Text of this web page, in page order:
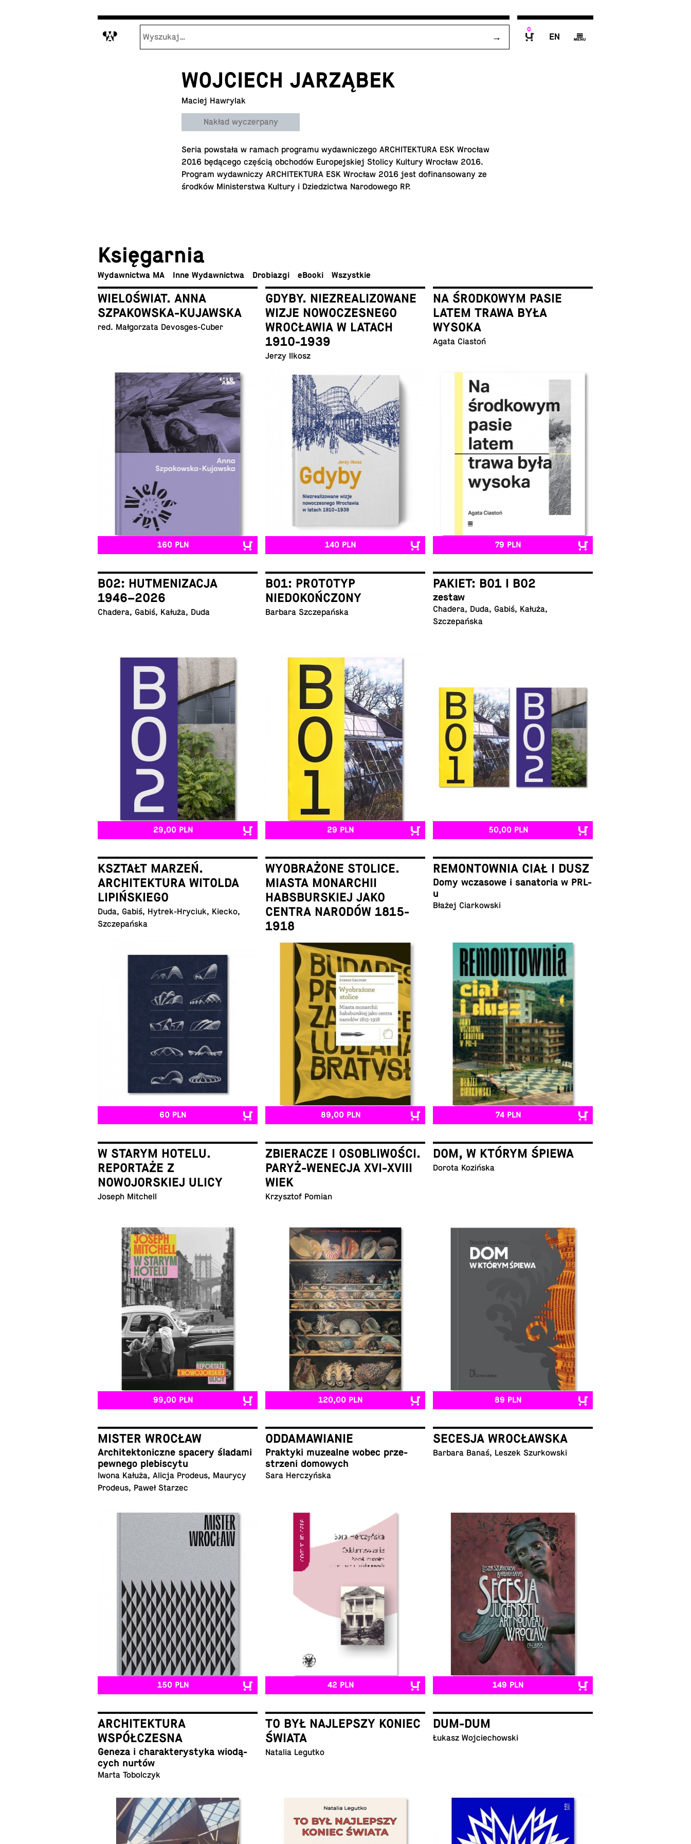
M
0
E g
WOJCIECH JARZĄBEK
Maciej Hawrylak
Nakład wyczerpany
Seria po­wsta­ła w ramach pro­gra­mu wy­daw­ni­cze­go AR­CHI­TEK­TU­RA ESK Wrocław
2016 bę­dą­ce­go częścią ob­cho­dów Eu­ro­pej­skiej Stolicy Kultury Wrocław 2016.
Program wy­daw­ni­czy AR­CHI­TEK­TU­RA ESK Wrocław 2016 jest do­fi­nan­so­wa­ny ze
środków Mi­ni­ster­stwa Kultury i Dzie­dzic­twa Na­ro­do­we­go RP.
Księ­gar­nia
Wy­daw­nic­twa MA Inne Wydawnictwa Dro­bia­zgi eBooki Wszyst­kie
WIELOŚWIAT. ANNA
SZPAKOWSKA-KUJAWSKA
red. Mał­go­rza­ta Devosges-Cuber
160 PLN
GDYBY. NIEZREALIZOWANE
WIZJE NOWOCZESNEGO
WROCŁAWIA W LATACH
1910-1939
Jerzy Ilkosz
140 PLN
NA ŚRODKOWYM PASIE
LATEM TRAWA BYŁA
WYSOKA
Agata Ciastoń
79 PLN
B02: HUTMENIZACJA
1946–2026
Chadera, Gabiś, Kałuża, Duda
29,00 PLN
B01: PROTOTYP
NIEDOKOŃCZONY
Barbara Szczepańska
29 PLN
PAKIET: B01 I B02
zestaw
Chadera, Duda, Gabiś, Kałuża,
Szczepańska
50,00 PLN
KSZTAŁT MARZEŃ.
ARCHITEKTURA WITOLDA
LIPIŃSKIEGO
Duda, Gabiś, Hy­trek-Hry­ciuk, Kiecko,
Szczepańska
60 PLN
WYOBRAŻONE STOLICE.
MIASTA MONARCHII
HABSBURSKIEJ JAKO
CENTRA NARODÓW 1815-
1918
Łukasz Galusek
89,00 PLN
REMONTOWNIA CIAŁ I DUSZ
Domy wcza­so­we i sa­na­to­ria w PRL-
u
Błażej Ciarkowski
74 PLN
W STARYM HOTELU.
REPORTAŻE Z
NOWOJORSKIEJ ULICY
Joseph Mitchell
99,00 PLN
ZBIERACZE I OSOBLIWOŚCI.
PARYŻ-WENECJA XVI-XVIII
WIEK
Krzysz­tof Pomian
120,00 PLN
DOM, W KTÓRYM ŚPIEWA
Dorota Kozińska
89 PLN
MISTER WROCŁAW
Ar­chi­tek­to­nicz­ne spacery śladami
pewnego plebiscytu
Iwona Kałuża, Alicja Prodeus, Maurycy
Prodeus, Paweł Starzec
150 PLN
ODDAMAWIANIE
Prak­ty­ki mu­ze­al­ne wobec prze­
strze­ni domowych
Sara Herczyńska
42 PLN
SECESJA WROCŁAWSKA
Barbara Banaś, Leszek Szurkowski
149 PLN
ARCHITEKTURA
WSPÓŁCZESNA
Geneza i cha­rak­te­ry­sty­ka wio­dą­
cych nurtów
Marta Tobolczyk
TO BYŁ NAJLEPSZY KONIEC
ŚWIATA
Natalia Legutko
DUM-DUM
Łukasz Wojciechowski